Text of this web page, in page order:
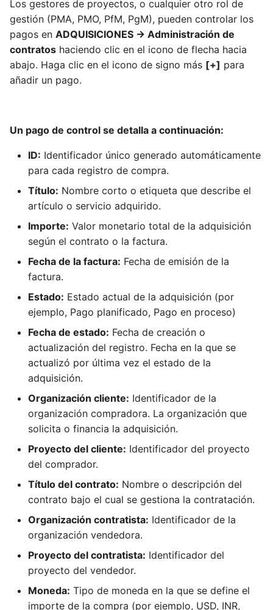
Los gestores de proyectos, o cualquier otro rol de
gestión (PMA, PMO, PfM, PgM), pueden controlar los
pagos en ADQUISICIONES -> Administración de
contratos haciendo clic en el icono de flecha hacia
abajo. Haga clic en el icono de signo más [+] para
añadir un pago.
Un pago de control se detalla a continuación:
ID: Identificador único generado automáticamente
para cada registro de compra.
Título: Nombre corto o etiqueta que describe el
artículo o servicio adquirido.
Importe: Valor monetario total de la adquisición
según el contrato o la factura.
Fecha de la factura: Fecha de emisión de la
factura.
Estado: Estado actual de la adquisición (por
ejemplo, Pago planificado, Pago en proceso)
Fecha de estado: Fecha de creación o
actualización del registro. Fecha en la que se
actualizó por última vez el estado de la
adquisición.
Organización cliente: Identificador de la
organización compradora. La organización que
solicita o financia la adquisición.
Proyecto del cliente: Identificador del proyecto
del comprador.
Título del contrato: Nombre o descripción del
contrato bajo el cual se gestiona la contratación.
Organización contratista: Identificador de la
organización vendedora.
Proyecto del contratista: Identificador del
proyecto del vendedor.
Moneda: Tipo de moneda en la que se define el
importe de la compra (por ejemplo, USD, INR,